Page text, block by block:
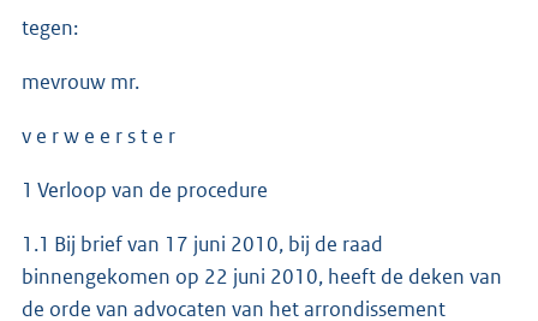
tegen:
mevrouw mr.
v e r w e e r s t e r
1 Verloop van de procedure
1.1 Bij brief van 17 juni 2010, bij de raad
binnengekomen op 22 juni 2010, heeft de deken van
de orde van advocaten van het arrondissement